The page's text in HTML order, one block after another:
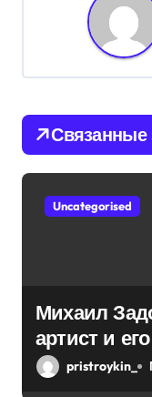
ц
и
я
п
п
и
Связанные
Uncategorised
Михаил
артист и
биография
pristroykin_